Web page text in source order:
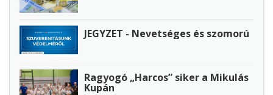
JEGYZET - Nevetséges és szomorú
Ragyogó „Harcos” siker a Mikulás
Kupán